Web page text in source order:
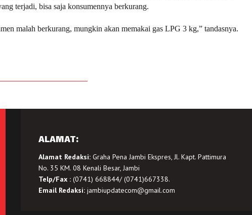
terjadi, bisa saja konsumennya berkurang.
malah berkurang, mungkin akan memakai gas LPG 3 kg,” tandasnya.
ALAMAT:
Alamat Redaksi:Graha Pena Jambi Ekspres, Jl. Kapt. Pattimura
No. 35 KM. 08 Kenali Besar, Jambi
Telp/Fax :(0741) 668844/ (0741)667338.
Email Redaksi: jambiupdatecom@gmail.com